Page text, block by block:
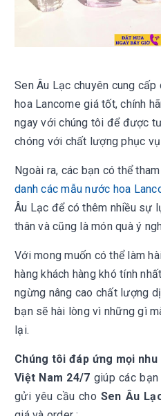
Sen Âu Lạc chuyên cung
hoa Lancome giá tốt, chính
ngay với chúng tôi để được
chóng với chất lượng phục
Ngoài ra, các bạn có thể
danh các mẫu nước hoa
Âu Lạc để có thêm nhiều sự
thân và cũng là món quà ý
Với mong muốn có thể làm
hàng khách hàng khó tính
ngừng nâng cao chất lượng
bạn sẽ hài lòng vì những gì
lại.
Chúng tôi đáp ứng mọi nhu
Việt Nam 24/7 giúp các
gửi yêu cầu cho Sen Âu